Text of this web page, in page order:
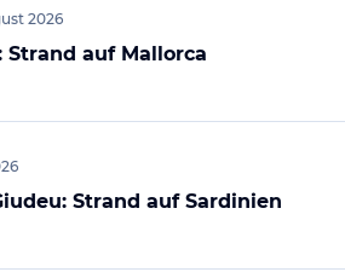
2026
Strand auf Mallorca
Strand auf Sardinien